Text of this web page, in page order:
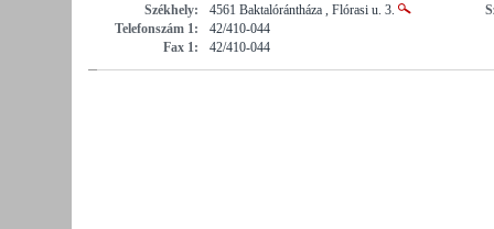
Székhely:
4561 Baktalórántháza , Flórasi u. 3.
Telefonszám 1:
42/410-044
Fax 1:
42/410-044